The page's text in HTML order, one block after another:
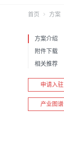
首页 方案
方案介绍
附件下载
相关推荐
申请入驻
产业图谱